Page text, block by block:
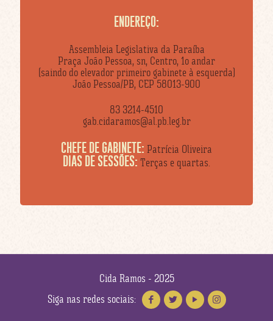
ENDEREÇO:
Assembleia Legislativa da Paraíba
Praça João Pessoa, sn, Centro, 1o andar
(saindo do elevador primeiro gabinete à esquerda)
João Pessoa/PB, CEP 58013-900
83 3214-4510
gab.cidaramos@al.pb.leg.br
CHEFE DE GABINETE: Patrícia Oliveira
DIAS DE SESSÕES: Terças e quartas.
Cida Ramos - 2025
Siga nas redes sociais: